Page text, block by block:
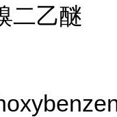
二乙醚